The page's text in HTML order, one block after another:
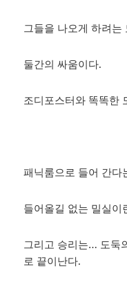
그들을 나오게 하려는
둘간의 싸움이다.
조디포스터와 똑똑한
패닉룸으로 들어 간다
들어올길 없는 밀실이
그리고 승리는… 도둑
로 끝이난다.